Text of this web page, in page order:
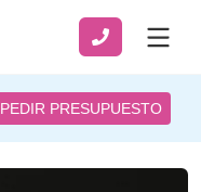
PEDIR PRESUPUESTO